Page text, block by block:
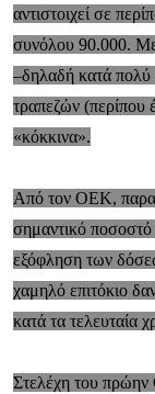
αντιστοιχεί σε
συνόλου 90.000. Με
–δηλαδή κατά πολύ
τραπεζών (περίπου
«κόκκινα».
Από τον ΟΕΚ,
σημαντικό
εξόφληση των
χαμηλό επιτόκιο
κατά τα τελευταία
Στελέχη του